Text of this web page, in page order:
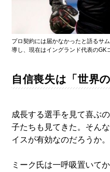
プロ契約には届かなかったと語るサ
導し、現在はイングランド代表のGK
自信喪失は「世界
成長する選手を見て喜ぶ
子たちも見てきた。そん
イスが有効なのだろうか。
ミーク氏は一呼吸置いて